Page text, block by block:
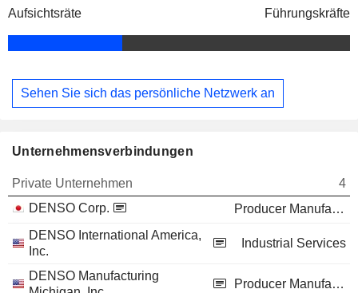
Aufsichtsräte Führungskräfte
Sehen Sie sich das persönliche Netzwerk an
Unternehmensverbindungen
Private Unternehmen
4
DENSO Corp.
Producer Manufacturing
DENSO International America,
Inc.
Industrial Services
DENSO Manufacturing
Producer Manufacturing